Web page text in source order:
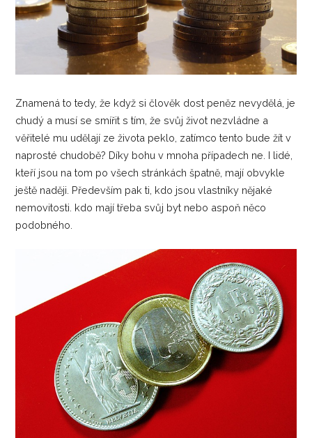
Znamená to tedy, že když si člověk dost peněz nevydělá, je
chudý a musí se smířit s tím, že svůj život nezvládne a
věřitelé mu udělají ze života peklo, zatímco tento bude žít v
naprosté chudobě? Díky bohu v mnoha případech ne. I lidé,
kteří jsou na tom po všech stránkách špatně, mají obvykle
ještě naději. Především pak ti, kdo jsou vlastníky nějaké
nemovitosti. kdo mají třeba svůj byt nebo aspoň něco
podobného.